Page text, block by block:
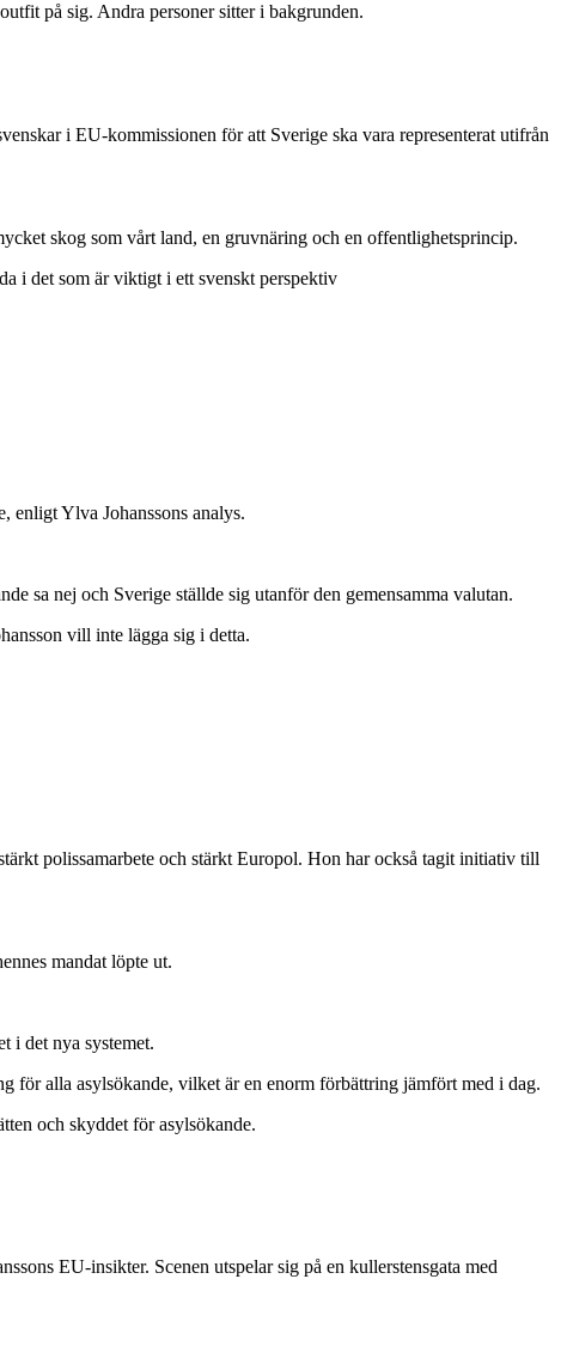
i EU-kommissionen för att Sverige ska vara representerat utifrån
skog som vårt land, en gruvnäring och en offentlighetsprincip.
i det som är viktigt i ett svenskt perspektiv
enligt Ylva Johanssons analys.
sa nej och Sverige ställde sig utanför den gemensamma valutan.
vill inte lägga sig i detta.
polissamarbete och stärkt Europol. Hon har också tagit initiativ till
mandat löpte ut.
i det nya systemet.
för alla asylsökande, vilket är en enorm förbättring jämfört med i dag.
och skyddet för asylsökande.